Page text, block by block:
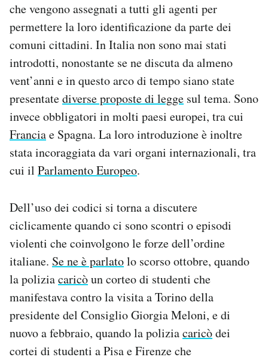
che vengono assegnati a tutti gli agenti per
permettere la loro identificazione da parte dei
comuni cittadini. In Italia non sono mai stati
introdotti, nonostante se ne discuta da almeno
vent’anni e in questo arco di tempo siano state
presentatediverse proposte di legge sul tema. Sono
invece obbligatori in molti paesi europei, tra cui
Franciae Spagna. La loro introduzione è inoltre
stata incoraggiata da vari organi internazionali, tra
cui il Parlamento Europeo.
Dell’uso dei codici si torna a discutere
ciclicamente quando ci sono scontri o episodi
violenti che coinvolgono le forze dell’ordine
italiane. Se ne è parlatolo scorso ottobre, quando
la poliziacaricòun corteo di studenti che
manifestava contro la visita a Torino della
presidente del Consiglio Giorgia Meloni, e di
nuovo a febbraio, quando la poliziacaricòdei
cortei di studenti a Pisa e Firenze che